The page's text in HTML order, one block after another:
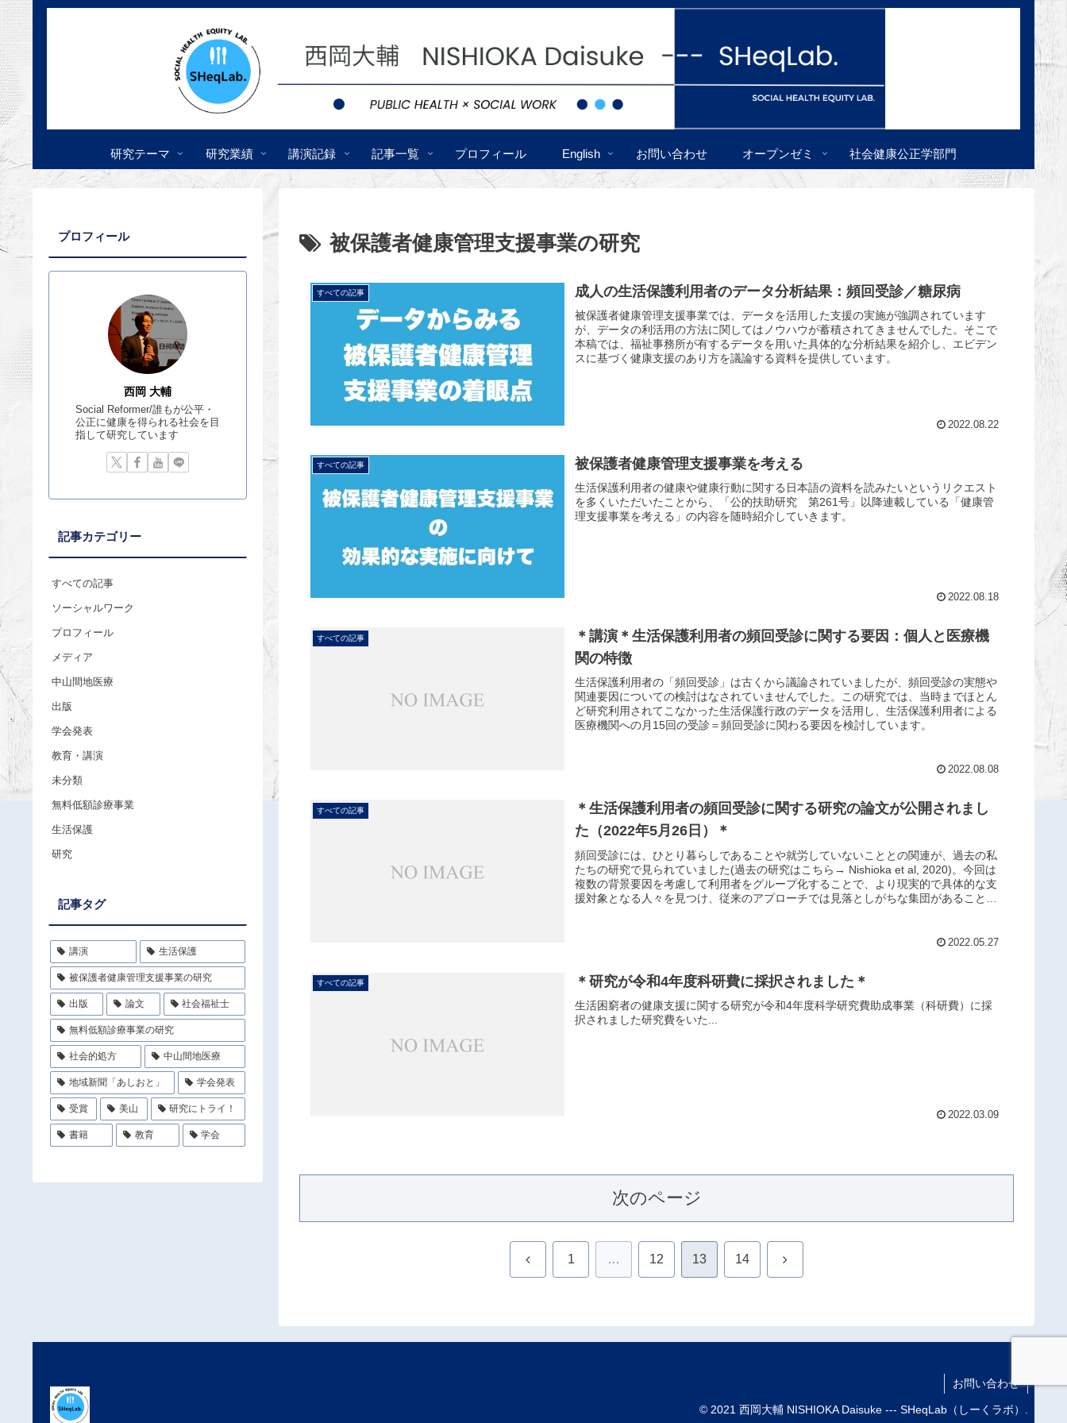
研究テーマ 研究業績 講演記録 記事一覧 プロフィール English お問い合わせ オープンゼミ 社会健康公正学部門
被保護者健康管理支援事業の研究
すべての記事 成人の生活保護利用者のデータ分析結果：頻回受診／糖尿病
被保護者健康管理支援事業では、データを活用した支援の実施が強調されています
が、データの利活用の方法に関してはノウハウが蓄積されてきませんでした。そこで
本稿では、福祉事務所が有するデータを用いた具体的な分析結果を紹介し、エビデン
スに基づく健康支援のあり方を議論する資料を提供しています。
2022.08.22
すべての記事 被保護者健康管理支援事業を考える
生活保護利用者の健康や健康行動に関する日本語の資料を読みたいというリクエスト
を多くいただいたことから、「公的扶助研究 第261号」以降連載している「健康管
理支援事業を考える」の内容を随時紹介していきます。
2022.08.18
すべての記事
＊講演＊生活保護利用者の頻回受診に関する要因：個人と医療機
関の特徴
生活保護利用者の「頻回受診」は古くから議論されていましたが、頻回受診の実態や
関連要因についての検討はなされていませんでした。この研究では、当時までほとん
ど研究利用されてこなかった生活保護行政のデータを活用し、生活保護利用者による
医療機関への月15回の受診＝頻回受診に関わる要因を検討しています。
2022.08.08
すべての記事
＊生活保護利用者の頻回受診に関する研究の論文が公開されまし
た（2022年5月26日）＊
頻回受診には、ひとり暮らしであることや就労していないこととの関連が、過去の私
たちの研究で見られていました(過去の研究はこちら→ Nishioka et al, 2020)。今回は
複数の背景要因を考慮して利用者をグループ化することで、より現実的で具体的な支
援対象となる人々を見つけ、従来のアプローチでは見落としがちな集団があることに
2022.05.27
すべての記事 ＊研究が令和4年度科研費に採択されました＊
生活困窮者の健康支援に関する研究が令和4年度科学研究費助成事業（科研費）に採
択されました研究費をいた...
2022.03.09
次のページ
前 1 … 12 13 14 次
プロフィール
西岡 大輔
Social Reformer/誰もが公平・
公正に健康を得られる社会を目
指して研究しています
記事カテゴリー
すべての記事
ソーシャルワーク
プロフィール
メディア
中山間地医療
出版
学会発表
教育・講演
未分類
無料低額診療事業
生活保護
研究
記事タグ
講演 生活保護
被保護者健康管理支援事業の研究
出版 論文 社会福祉士
無料低額診療事業の研究
社会的処方 中山間地医療
地域新聞「あしおと」 学会発表
受賞 美山 研究にトライ！
書籍 教育 学会
お問い合わせ
© 2021 西岡大輔 NISHIOKA Daisuke --- SHeqLab（しーくラボ）.